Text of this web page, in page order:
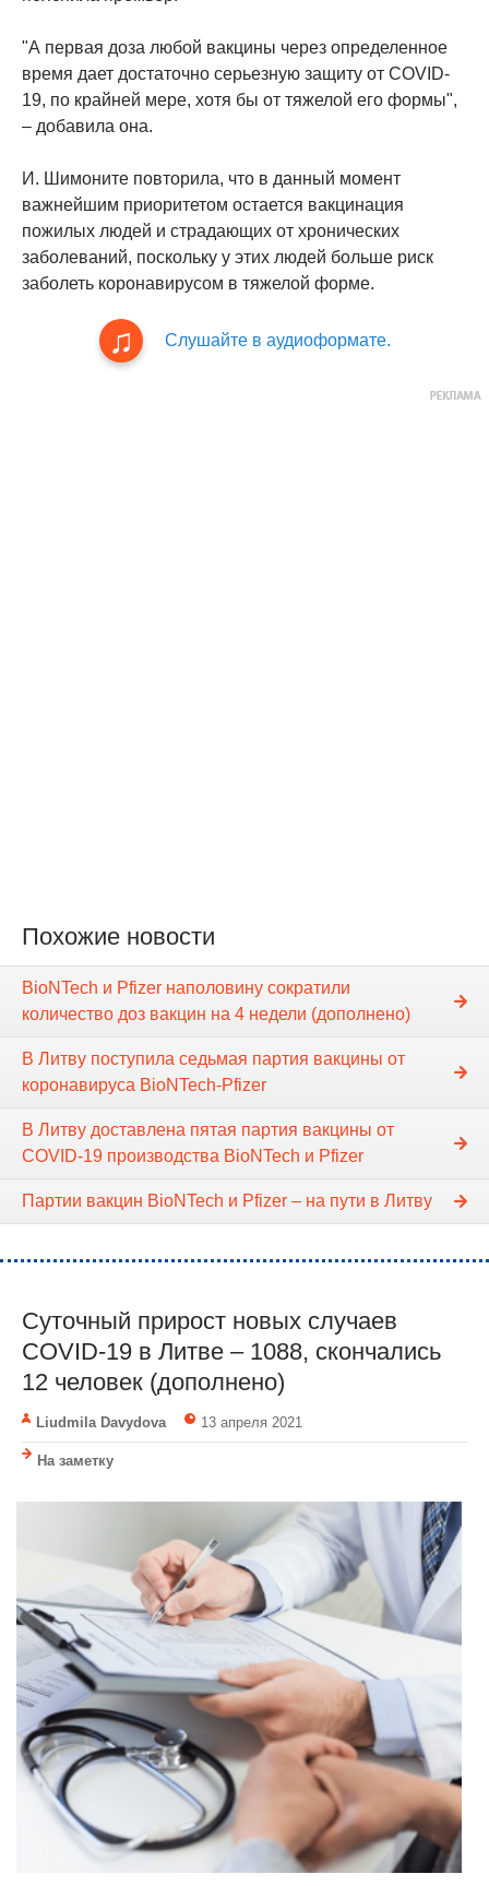
"А первая доза любой вакцины через определенное
время дает достаточно серьезную защиту от COVID-
19, по крайней мере, хотя бы от тяжелой его формы",
– добавила она.
И. Шимоните повторила, что в данный момент
важнейшим приоритетом остается вакцинация
пожилых людей и страдающих от хронических
заболеваний, поскольку у этих людей больше риск
заболеть коронавирусом в тяжелой форме.
Слушайте в аудиоформате.
Похожие новости
BioNTech и Pfizer наполовину сократили
количество доз вакцин на 4 недели (дополнено)
В Литву поступила седьмая партия вакцины от
коронавируса BioNTech-Pfizer
В Литву доставлена пятая партия вакцины от
COVID-19 производства BioNTech и Pfizer
Партии вакцин BioNTech и Pfizer – на пути в Литву
Суточный прирост новых случаев
COVID-19 в Литве – 1088, скончались
12 человек (дополнено)
Liudmila Davydova 13 апреля 2021
На заметку